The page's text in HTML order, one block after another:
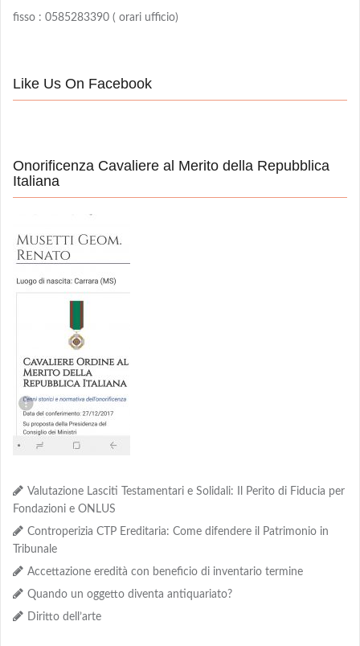
fisso : 0585283390 ( orari ufficio)
Like Us On Facebook
Onorificenza Cavaliere al Merito della Repubblica
Italiana
Valutazione Lasciti Testamentari e Solidali: Il Perito di Fiducia per
Fondazioni e ONLUS
Controperizia CTP Ereditaria: Come difendere il Patrimonio in
Tribunale
Accettazione eredità con beneficio di inventario termine
Quando un oggetto diventa antiquariato?
Diritto dell’arte